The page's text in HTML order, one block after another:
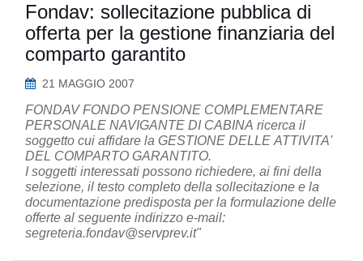
Fondav: sollecitazione pubblica di
offerta per la gestione finanziaria del
comparto garantito
21 MAGGIO 2007
FONDAV FONDO PENSIONE COMPLEMENTARE
PERSONALE NAVIGANTE DI CABINA ricerca il
soggetto cui affidare la GESTIONE DELLE ATTIVITA'
DEL COMPARTO GARANTITO.
I soggetti interessati possono richiedere, ai fini della
selezione, il testo completo della sollecitazione e la
documentazione predisposta per la formulazione delle
offerte al seguente indirizzo e-mail:
segreteria.fondav@servprev.it"